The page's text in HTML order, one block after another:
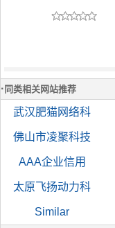
· 同类相关网站推荐
武汉肥猫网络科
佛山市凌聚科技
AAA企业信用
太原飞扬动力科
Similar